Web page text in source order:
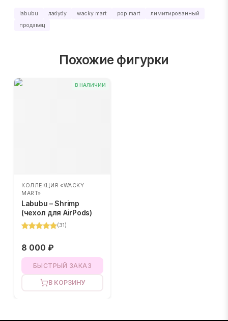
labubu лабубу wacky mart pop mart
лимитированный
продавец
Похожие фигурки
В НАЛИЧИИ
КОЛЛЕКЦИЯ «WACKY
MART»
Labubu – Shrimp
(чехол для AirPods)
(31)
8 000 ₽
БЫСТРЫЙ ЗАКАЗ
В КОРЗИНУ